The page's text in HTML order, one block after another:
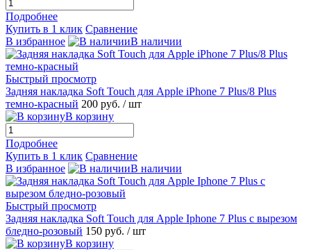
Подробнее
Купить в 1 клик Сравнение
В избранное
В наличии
Быстрый просмотр
Задняя накладка Soft Touch для Apple iPhone 7 Plus/8 Plus
темно-красный 200 руб. / шт
В корзину
Подробнее
Купить в 1 клик Сравнение
В избранное
В наличии
Быстрый просмотр
Задняя накладка Soft Touch для Apple Iphone 7 Plus с вырезом
бледно-розовый 150 руб. / шт
В корзину